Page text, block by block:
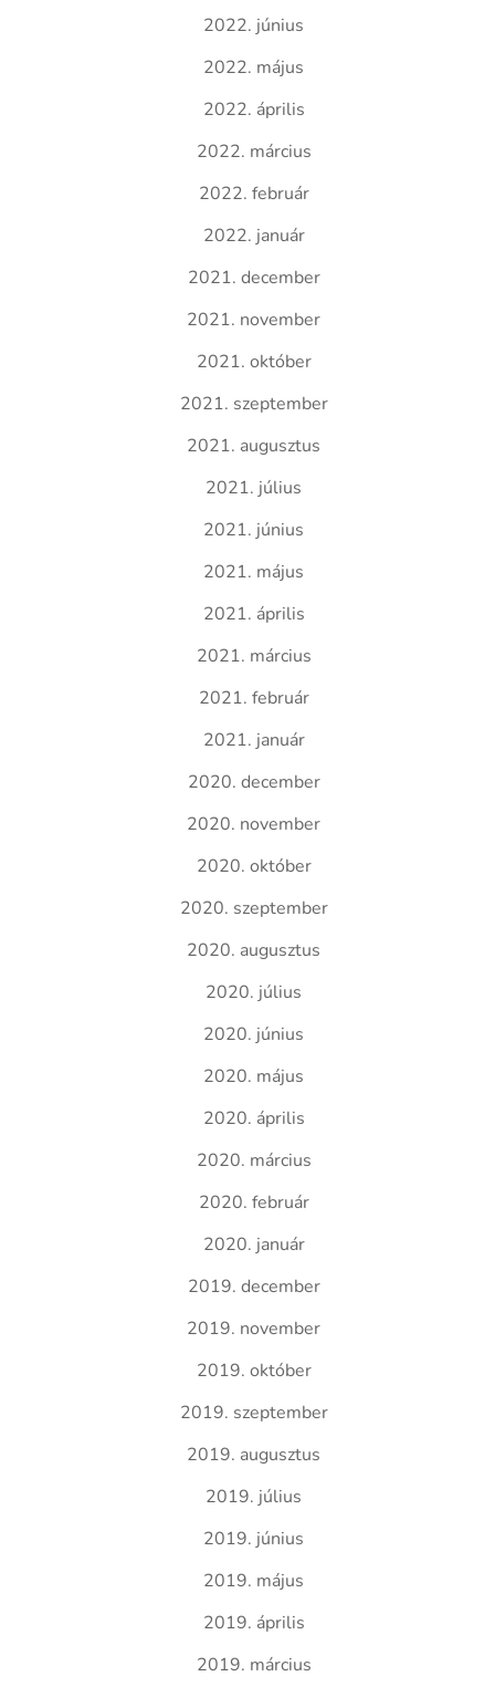
2022. június
2022. május
2022. április
2022. március
2022. február
2022. január
2021. december
2021. november
2021. október
2021. szeptember
2021. augusztus
2021. július
2021. június
2021. május
2021. április
2021. március
2021. február
2021. január
2020. december
2020. november
2020. október
2020. szeptember
2020. augusztus
2020. július
2020. június
2020. május
2020. április
2020. március
2020. február
2020. január
2019. december
2019. november
2019. október
2019. szeptember
2019. augusztus
2019. július
2019. június
2019. május
2019. április
2019. március